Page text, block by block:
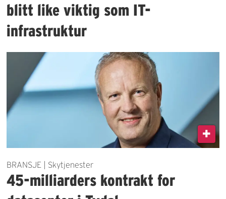
blitt like viktig som IT-
infrastruktur
BRANSJE | Skytjenester
45-milliarders kontrakt for